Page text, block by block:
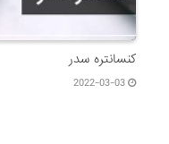
کنسانتره سدر
2022-03-03